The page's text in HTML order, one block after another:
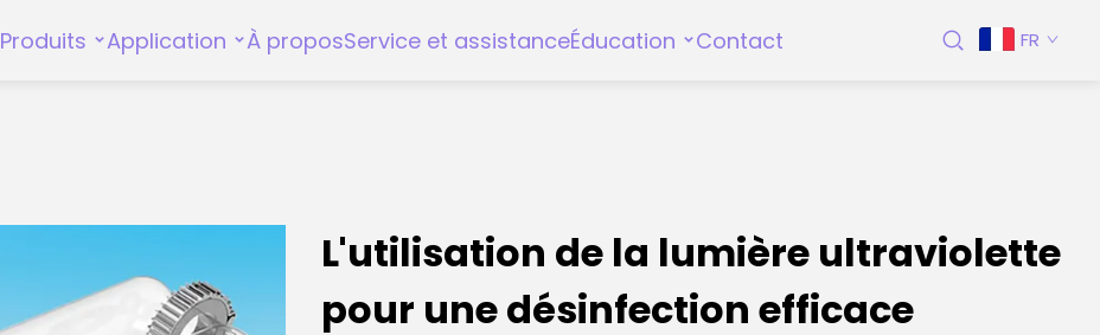
Produits Application À proposService et assistanceÉducation Contact FR
L'utilisation de la lumière ultraviolette
pour une désinfection efficace